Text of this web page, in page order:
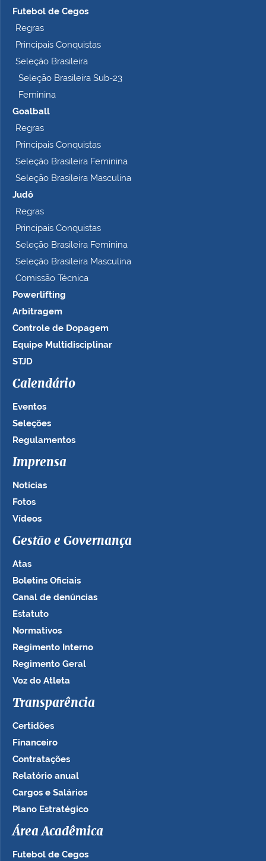
Futebol de Cegos
Regras
Principais Conquistas
Seleção Brasileira
Seleção Brasileira Sub-23
Feminina
Goalball
Regras
Principais Conquistas
Seleção Brasileira Feminina
Seleção Brasileira Masculina
Judô
Regras
Principais Conquistas
Seleção Brasileira Feminina
Seleção Brasileira Masculina
Comissão Técnica
Powerlifting
Arbitragem
Controle de Dopagem
Equipe Multidisciplinar
STJD
Calendário
Eventos
Seleções
Regulamentos
Imprensa
Notícias
Fotos
Vídeos
Gestão e Governança
Atas
Boletins Oficiais
Canal de denúncias
Estatuto
Normativos
Regimento Interno
Regimento Geral
Voz do Atleta
Transparência
Certidões
Financeiro
Contratações
Relatório anual
Cargos e Salários
Plano Estratégico
Área Acadêmica
Futebol de Cegos